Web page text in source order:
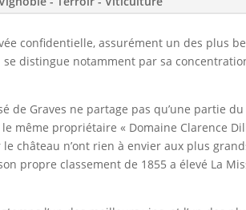
confidentielle, assurément un des plus
distingue notamment par sa
de Graves ne partage pas qu’une partie
même propriétaire « Domaine Clarence
château n’ont rien à envier aux plus
propre classement de 1855 a élevé La